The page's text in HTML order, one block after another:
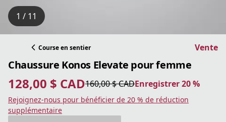
1 / 11
Course en sentier Vente
Chaussure Konos Elevate pour femme
128,00 $ CAD
prix actuel 128,00 $ CAD160,00 $ CAD
prix original 160,00 $ CAD Enregistrer 20 %
Enregistrer 20 %
Rejoignez-nous pour bénéficier de 20 % de réduction
supplémentaire